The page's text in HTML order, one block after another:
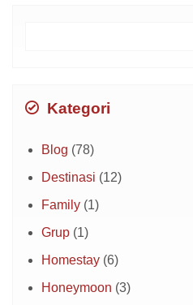
Kategori
Blog (78)
Destinasi (12)
Family (1)
Grup (1)
Homestay (6)
Honeymoon (3)